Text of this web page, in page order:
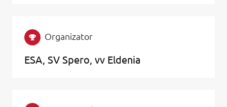
Organizator
ESA, SV Spero, vv Eldenia